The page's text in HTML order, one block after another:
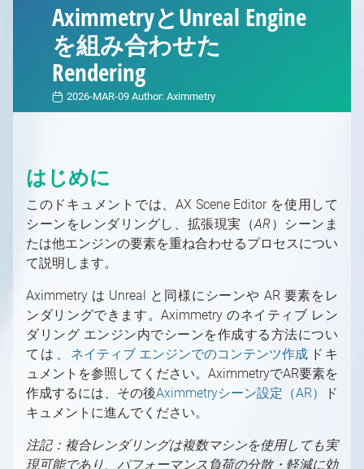
バーチャルプロダクションワークフロー
バーチャルプロダクションの定義とそのメリット
バーチャルプロダクション用の異なるスタジオ
バーチャルプロダクション用の異なるスタジオ
の概要
LEDウォール
AR（拡張現実）
固定カメラか移動カメラか？
どのAximmetryが最適ですか？
どのAximmetryが最適か
Aximmetry ソフトウェアパッケージ
必要なライセンス数は？
ソフトウェアバージョン履歴
対応ハードウェア
ソフトウェア環境
対応GPU
キャプチャカード
Mac対応
ワークステーションのシステム要件
プロフェッショナルカメラとオブジェクトトラ
ッキングシステム
トラッキングシステム
インターフェース
SDI
NDI
コントローラー
コントローラー
Aximmetry を使用するユーザー
Aximmetryのインストールする方法
Aximmetry Composer
起動設定
プロジェクトルートフォルダー
ユーザーインターフェース
パネルの概要
フローエディターの基本
カメラムーバーのマウス制御
キーボードショートカット
トランスフォーメーションギズモとシーン設
定の編集
注意事項
Aximmetry Eye
Aximmetry Eye とは何か、およびその使用
有線接続によるAximmetry Eyeの使い方
Aximmetry Gateway
Aximmetry ゲートウェイの使用
Aximmetry Instant
Aximmetry Instant とは何ですか？
Aximmetry Instant Scene のインストール方
法
Aximmetry インスタントシーンの使用方法
バーチャルプロダクション用の入力/出力の設定
の概要
デバイスマッピング
ビデオ
ビデオ入力
インターレースビデオ信号
HDR 入力と出力
NDI
NDI 入力/出力設定
SMPTE 2110
SMPTE 2110 入力/出力設定
SRT
SRT
Streaming
ストリーミング（YouTube、Facebook、
Twitchなど）
Skype、Zoomその他のVoIPソフトウェア
録画
カメラ追跡データの録画方法
ビデオ録画と画像キャプチャ
外部コントローラー
HTTP経由でのAximmetryの外部制御
GPIO入力/出力設定
AximmetryでのGPIOの使用
OSC入力/出力設定
AximmetryでのOSCメッセージ
DMXをAximmetryで使用する
DMXによるピクセルマッピング
Elgato Stream Deckを使用してシーンを制御
する
MOS
AximmetryでMOSを設定する方法
ArionをAximmetryで使用するための設定
Aximmetryとの連携用にAP通信ENPSを設定
する
対応ファイル形式、エンコーダー、デコーダー
トラッキング
トラッキングの概要
トラッキングシステムとは何か、その用途は？
トラッキングシステムの種類
正しく設定されたトラッキングシステムとは？
トラッキングシステムユニットの設定
トラッキングシステムユニットの設定
通信の設定
ファイアウォール設定
Aximmetryでのトラッキングシステムの設定
方法
キャリブレーション
カメラキャリブレーションの概念について
基本キャリブレーター
カメラキャリブレーター
キャリブレーションのテスト
シーン設定
基本ツール
追加ツール
特定のトラッキングシステムの設定
アンティレイテンシー設定
Optitrack
高度な情報と機能
PTZ カメラ
グラフィックとバーチャルアセットの取得
グラフィックとバーチャルアセットの取得の概
要
ネイティブエンジンでのコンテンツ作成
モデルの準備
3D モデルのエクスポート
3D モデルのインポート
マテリアル
PBR マテリアル
ライティング
ライトマップ
AX Scene Editorでのコンテンツ作成
AX Scene Editor 導入ガイド
Unrealプロジェクトの準備
Live Syncを使用した相互的な編集
ブループリントを使用した追加の制御
Aximmetry UEストックシーンの使用と編集
高度な情報と機能
AximmetryのUnrealにおける
VirtualScreen
AximmetryとUnreal Engine
を組み合わせた
Rendering
2026-MAR-09 Author: Aximmetry
はじめに
このドキュメントでは、AX Scene Editor を使用して
シーンをレンダリングし、拡張現実（AR）シーンま
たは他エンジンの要素を重ね合わせるプロセスについ
て説明します。
Aximmetry は Unreal と同様にシーンや AR 要素をレ
ンダリングできます。Aximmetry のネイティブ レン
ダリング エンジン内でシーンを作成する方法につい
ては、 ネイティブ エンジンでのコンテンツ作成 ドキ
ュメントを参照してください。AximmetryでAR要素を
作成するには、その後Aximmetryシーン設定（AR）
ド
キュメントに進んでください。
注記：複合レンダリングは複数マシンを使用しても実
現可能であり、パフォーマンス負荷の分散・軽減に効